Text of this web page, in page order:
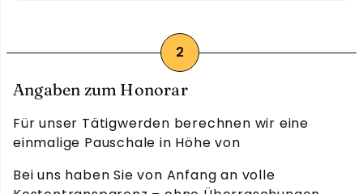
Angaben zum Honorar
Für unser Tätigwerden berechnen wir eine
einmalige Pauschale in Höhe von
Bei uns haben Sie von Anfang an volle